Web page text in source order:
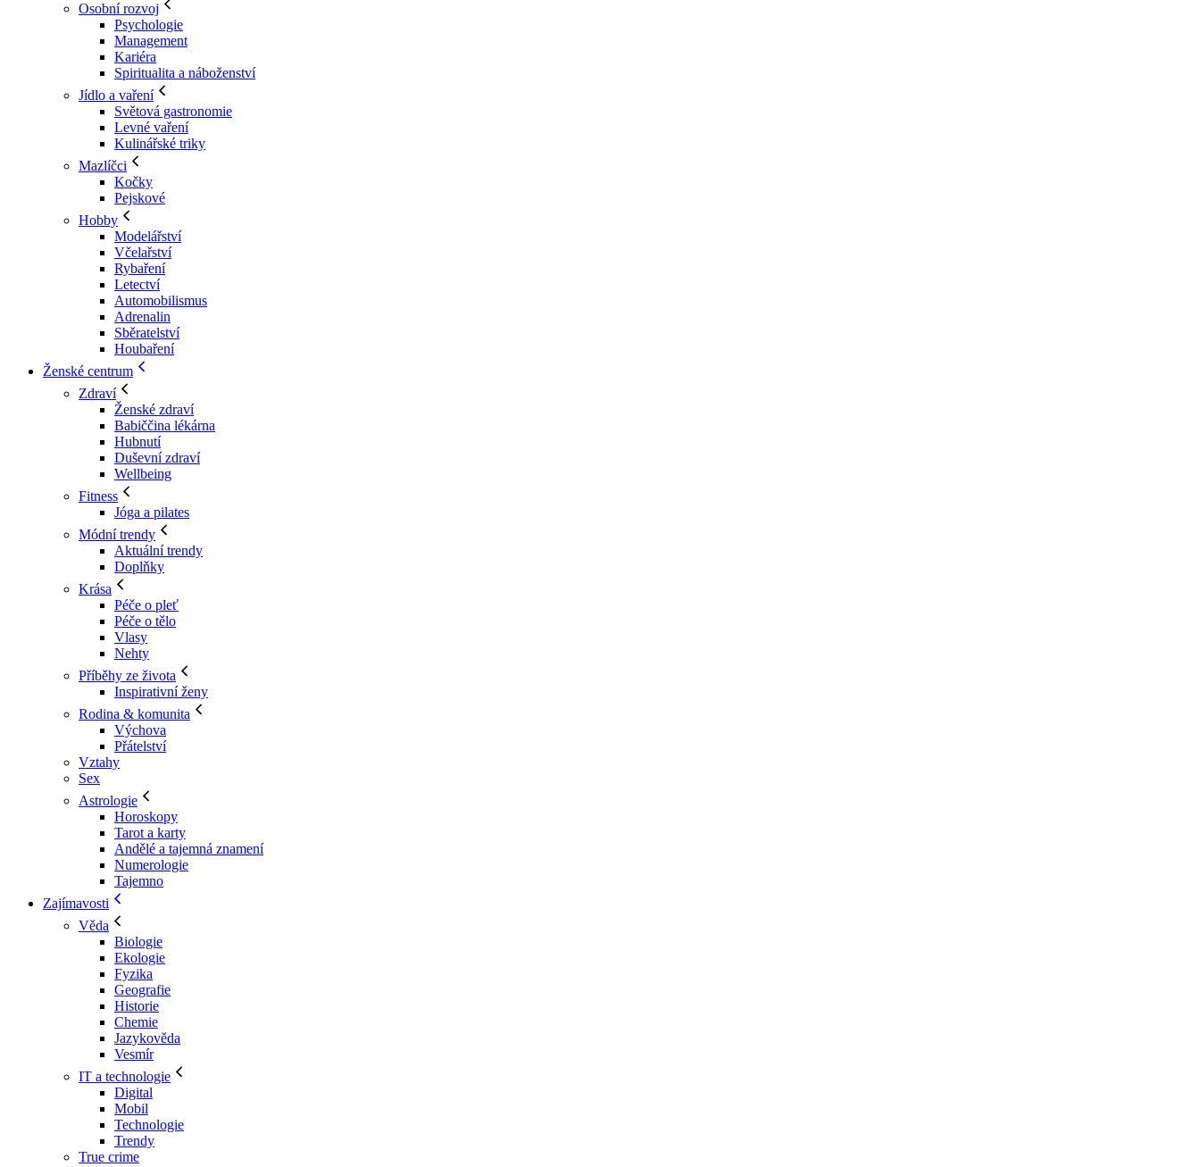
Osobní rozvoj
Psychologie
Management
Kariéra
Spiritualita a náboženství
Jídlo a vaření
Světová gastronomie
Levné vaření
Kulinářské triky
Mazlíčci
Kočky
Pejskové
Hobby
Modelářství
Včelařství
Rybaření
Letectví
Automobilismus
Adrenalin
Sběratelství
Houbaření
Ženské centrum
Zdraví
Ženské zdraví
Babiččina lékárna
Hubnutí
Duševní zdraví
Wellbeing
Fitness
Jóga a pilates
Módní trendy
Aktuální trendy
Doplňky
Krása
Péče o pleť
Péče o tělo
Vlasy
Nehty
Příběhy ze života
Inspirativní ženy
Rodina & komunita
Výchova
Přátelství
Vztahy
Sex
Astrologie
Horoskopy
Tarot a karty
Andělé a tajemná znamení
Numerologie
Tajemno
Zajímavosti
Věda
Biologie
Ekologie
Fyzika
Geografie
Historie
Chemie
Jazykověda
Vesmír
IT a technologie
Digital
Mobil
Technologie
Trendy
True crime